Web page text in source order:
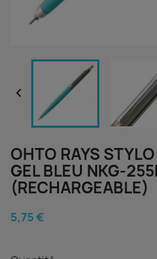

OHTO RAYS
GEL BLEU NKG-
(RECHARGEABLE)
5,75 €